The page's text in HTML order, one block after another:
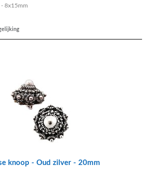
- 8x15mm
knoop - Oud zilver - 20mm